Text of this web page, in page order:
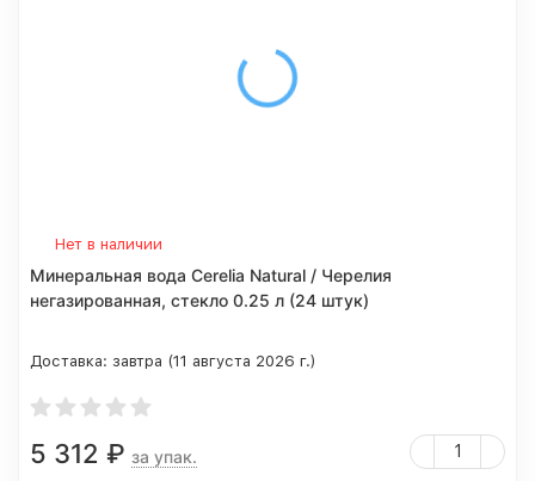
Нет в наличии
Минеральная вода Cerelia Natural / Черелия
негазированная, стекло 0.25 л (24 штук)
Доставка: завтра (11 августа 2026 г.)
5 312 ₽ за упак.